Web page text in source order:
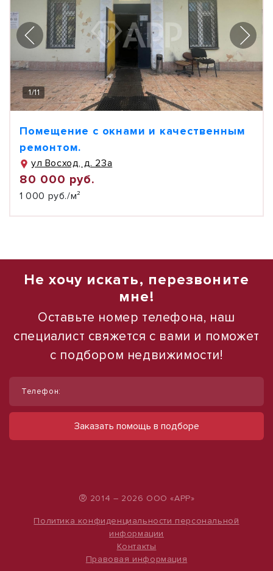
1/11
Помещение с окнами и качественным
ремонтом.
ул Восход, д. 23а
80 000 руб.
1 000 руб./м²
Не хочу искать, перезвоните
мне!
Оставьте номер телефона, наш
специалист свяжется с вами и поможет
с подбором недвижимости!
Телефон:
Заказать помощь в подборе
® 2014 – 2026 ООО «АРР»
Политика конфиденциальности персональной
информации
Контакты
Правовая информация